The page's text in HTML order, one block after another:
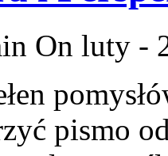
On luty -
pismo